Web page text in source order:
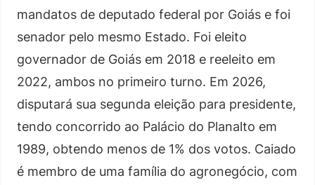
mandatos de deputado federal por Goiás e foi
senador pelo mesmo Estado. Foi eleito
governador de Goiás em 2018 e reeleito em
2022, ambos no primeiro turno. Em 2026,
disputará sua segunda eleição para presidente,
tendo concorrido ao Palácio do Planalto em
1989, obtendo menos de 1% dos votos. Caiado
é membro de uma família do agronegócio, com